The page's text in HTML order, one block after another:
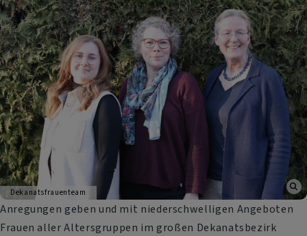
Dekanatsfrauenteam
Anregungen geben und mit niederschwelligen Angeboten
Frauen aller Altersgruppen im großen Dekanatsbezirk